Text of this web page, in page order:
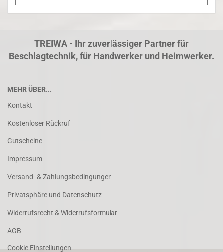
TREIWA - Ihr zuverlässiger Partner für
Beschlagtechnik, für Handwerker und Heimwerker.
MEHR ÜBER...
Kontakt
Kostenloser Rückruf
Gutscheine
Impressum
Versand- & Zahlungsbedingungen
Privatsphäre und Datenschutz
Widerrufsrecht & Widerrufsformular
AGB
Cookie Einstellungen